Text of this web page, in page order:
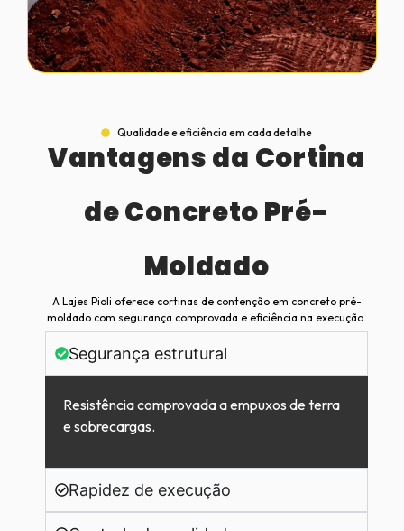
Qualidade e eficiência em cada detalhe
Vantagens da Cortina
de Concreto Pré-
Moldado
A Lajes Pioli oferece cortinas de contenção em concreto pré-
moldado com segurança comprovada e eficiência na execução.
Segurança estrutural
Resistência comprovada a empuxos de terra
e sobrecargas.
Rapidez de execução